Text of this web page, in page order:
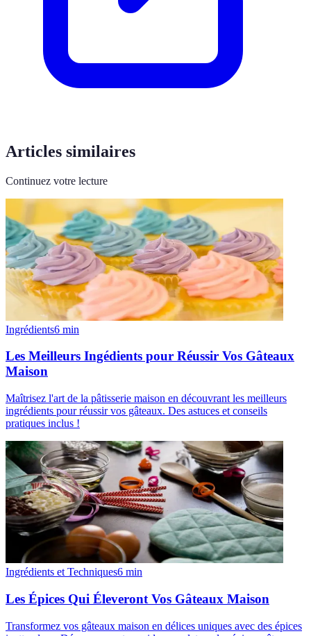
Articles similaires
Continuez votre lecture
Ingrédients6 min
Les Meilleurs Ingédients pour Réussir Vos Gâteaux
Maison
Maîtrisez l'art de la pâtisserie maison en découvrant les meilleurs
ingrédients pour réussir vos gâteaux. Des astuces et conseils
pratiques inclus !
Ingrédients et Techniques6 min
Les Épices Qui Éleveront Vos Gâteaux Maison
Transformez vos gâteaux maison en délices uniques avec des épices